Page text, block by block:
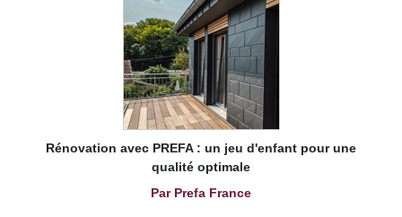
Rénovation avec PREFA : un jeu d'enfant pour une
qualité optimale
Par Prefa France